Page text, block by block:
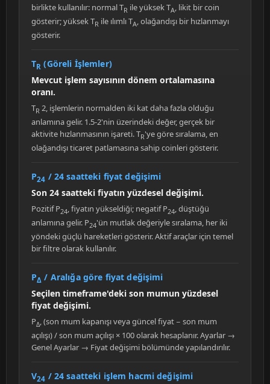
birlikte kullanılır: normal TR ile yüksek TA, likit bir coin
gösterir; yüksek TR ile ılımlı TA, olağandışı bir hızlanmayı
gösterir.
TR (Göreli İşlemler)
Mevcut işlem sayısının dönem ortalamasına
oranı.
TR 2, işlemlerin normalden iki kat daha fazla olduğu
anlamına gelir. 1.5-2'nin üzerindeki değer, gerçek bir
aktivite hızlanmasının işareti. TR'ye göre sıralama, en
olağandışı ticaret patlamasına sahip coinleri gösterir.
P24 / 24 saatteki fiyat değişimi
Son 24 saatteki fiyatın yüzdesel değişimi.
Pozitif P24, fiyatın yükseldiği; negatif P24, düştüğü
anlamına gelir. P24'ün mutlak değeriyle sıralama, her iki
yöndeki güçlü hareketleri gösterir. Aktif araçlar için temel
bir filtre olarak kullanılır.
PΔ / Aralığa göre fiyat değişimi
Seçilen timeframe'deki son mumun yüzdesel
fiyat değişimi.
PΔ, (son mum kapanışı veya güncel fiyat − son mum
açılışı) / son mum açılışı × 100 olarak hesaplanır. Ayarlar →
Genel Ayarlar → Fiyat değişimi bölümünde yapılandırılır.
V24 / 24 saatteki işlem hacmi değişimi